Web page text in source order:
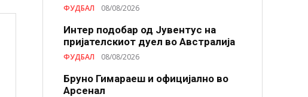
ФУДБАЛ 08/08/2026
Интер подобар од Јувентус на
пријателскиот дуел во Австралија
ФУДБАЛ 08/08/2026
Бруно Гимараеш и официјално во
Арсенал